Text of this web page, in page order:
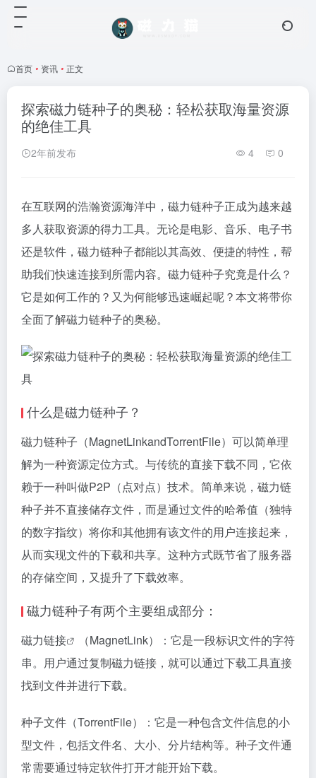
首页 • 资讯 • 正文
探索磁力链种子的奥秘：轻松获取海量资源
的绝佳工具
2年前发布 4 0
在互联网的浩瀚资源海洋中，磁力链种子正成为越来越
多人获取资源的得力工具。无论是电影、音乐、电子书
还是软件，磁力链种子都能以其高效、便捷的特性，帮
助我们快速连接到所需内容。磁力链种子究竟是什么？
它是如何工作的？又为何能够迅速崛起呢？本文将带你
全面了解磁力链种子的奥秘。
什么是磁力链种子？
磁力链种子（MagnetLinkandTorrentFile）可以简单理
解为一种资源定位方式。与传统的直接下载不同，它依
赖于一种叫做P2P（点对点）技术。简单来说，磁力链
种子并不直接储存文件，而是通过文件的哈希值（独特
的数字指纹）将你和其他拥有该文件的用户连接起来，
从而实现文件的下载和共享。这种方式既节省了服务器
的存储空间，又提升了下载效率。
磁力链种子有两个主要组成部分：
磁力链接
（MagnetLink）：它是一段标识文件的字符
串。用户通过复制磁力链接 ，就可以通过下载工具直接
找到文件并进行下载。
种子文件（TorrentFile）：它是一种包含文件信息的小
型文件，包括文件名、大小、分片结构等。种子文件通
常需要通过特定软件打开才能开始下载。